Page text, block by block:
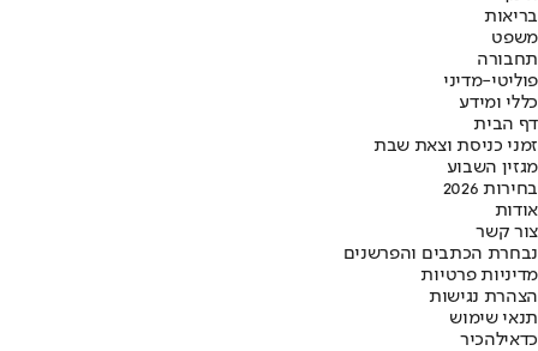
בריאות
משפט
תחבורה
פוליטי-מדיני
כללי ומידע
דף הבית
זמני כניסת וצאת שבת
מגזין השבוע
בחירות 2026
אודות
צור קשר
נבחרת הכתבים והפרשנים
מדיניות פרטיות
הצהרת נגישות
תנאי שימוש
כדאילהכיר